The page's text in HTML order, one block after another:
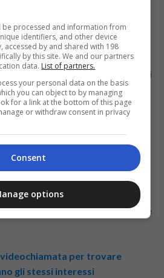
incrociato. Happn è la scelta
gli incontri naturali e le connessioni
piattaforme che si basano
la caratteristica unica di
le persone che ti hanno
il giorno e che utilizzano
utili per chi desidera interagire
videochiamata per trovare
gli stessi interessi
be processed and information from
identifiers, and other device
accessed by and shared with 198
by this site. We and our partners
data. List of partners.
your personal data on the basis
you can object to by managing
for a link at the bottom of this page
or withdraw consent in privacy
Consent
options